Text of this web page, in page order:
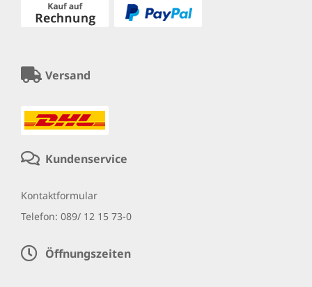
Versand
Kundenservice
Kontaktformular
Telefon: 089/ 12 15 73-0
Öffnungszeiten